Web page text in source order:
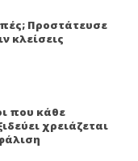
Προστάτευσε
κλείσεις
που κάθε
χρειάζεται